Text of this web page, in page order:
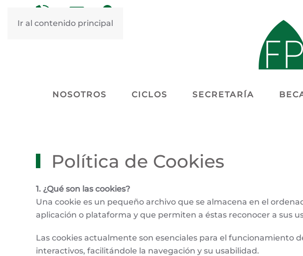
Ir al contenido principal
NOSOTROS CICLOS SECRETARÍA
Política de Cookies
1. ¿Qué son las cookies?
Una cookie es un pequeño archivo que se almacena en el
aplicación o plataforma y que permiten a éstas reconocer a sus
Las cookies actualmente son esenciales para el
interactivos, facilitándole la navegación y su usabilidad.